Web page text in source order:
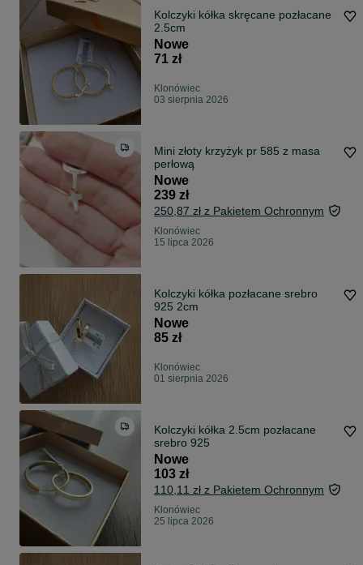
Kolczyki kółka skręcane pozłacane
2.5cm
Nowe
71 zł
Klonówiec
03 sierpnia 2026
Mini złoty krzyżyk pr 585 z masa
perłową
Nowe
239 zł
250,87 zł z Pakietem Ochronnym
Klonówiec
15 lipca 2026
Kolczyki kółka pozłacane srebro
925 2cm
Nowe
85 zł
Klonówiec
01 sierpnia 2026
Kolczyki kółka 2.5cm pozłacane
srebro 925
Nowe
103 zł
110,11 zł z Pakietem Ochronnym
Klonówiec
25 lipca 2026